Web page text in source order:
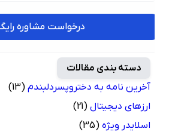
درخواست مشاوره رایگان
دسته بندی مقالات
آخرین نامه به دختروپسردلبندم (13)
ارزهای دیجیتال (21)
اسلایدر ویژه (35)